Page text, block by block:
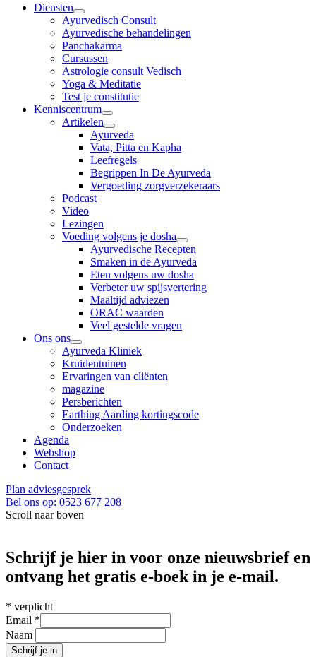
Diensten
Ayurvedisch Consult
Ayurvedische behandelingen
Panchakarma
Cursussen
Astrologie consult Vedisch
Yoga & Meditatie
Test je constitutie
Kenniscentrum
Artikelen
Ayurveda
Vata, Pitta en Kapha
Leefregels
Begrippen In De Ayurveda
Vergoeding zorgverzekeraars
Podcast
Video
Lezingen
Voeding volgens je dosha
Ayurvedische Recepten
Smaken in de Ayurveda
Eten volgens uw dosha
Verbeter uw spijsvertering
Maaltijd adviezen
ORAC waarden
Veel gestelde vragen
Ons ons
Ayurveda Kliniek
Kruidentuinen
Ervaringen van cliënten
magazine
Persberichten
Earthing Aarding kortingscode
Onderzoeken
Agenda
Webshop
Contact
Plan adviesgesprek
Bel ons op: 0523 677 208
Scroll naar boven
Schrijf je hier in voor onze nieuwsbrief en
ontvang het gratis e-boek in je e-mail.
* verplicht
Email *
Naam